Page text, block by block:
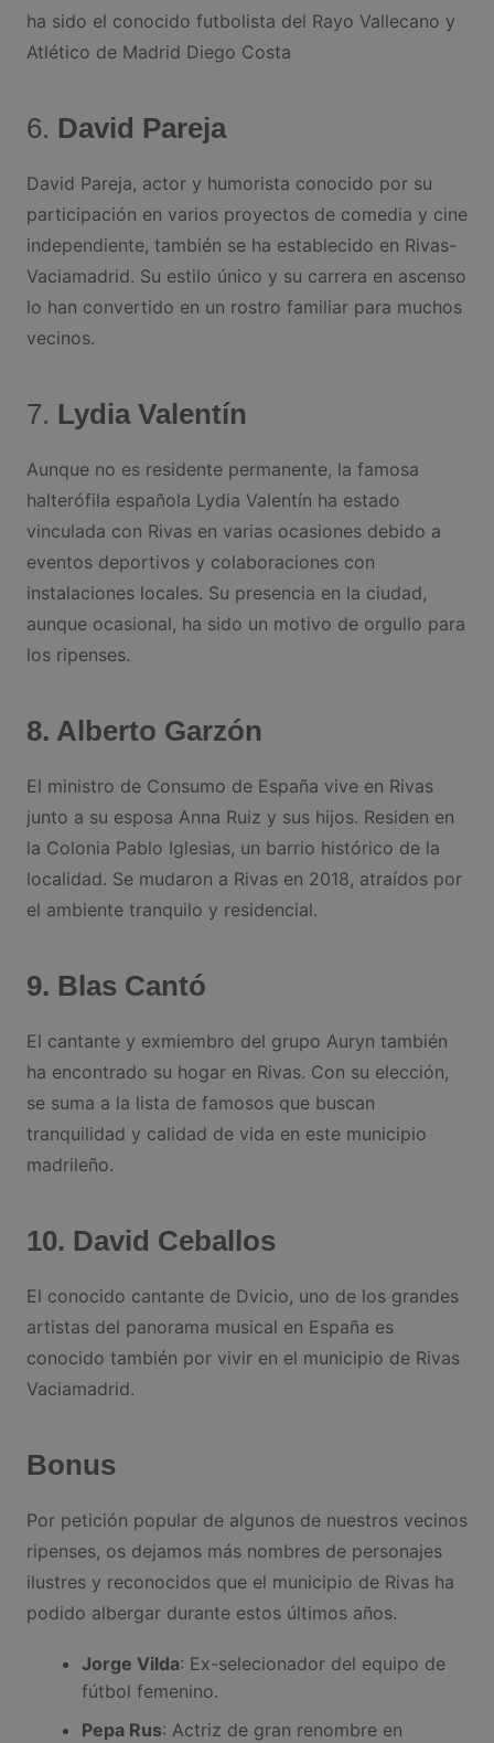
ha sido el conocido futbolista del Rayo Vallecano y
Atlético de Madrid Diego Costa
6. David Pareja
David Pareja, actor y humorista conocido por su
participación en varios proyectos de comedia y cine
independiente, también se ha establecido en Rivas-
Vaciamadrid. Su estilo único y su carrera en ascenso
lo han convertido en un rostro familiar para muchos
vecinos.
7. Lydia Valentín
Aunque no es residente permanente, la famosa
halterófila española Lydia Valentín ha estado
vinculada con Rivas en varias ocasiones debido a
eventos deportivos y colaboraciones con
instalaciones locales. Su presencia en la ciudad,
aunque ocasional, ha sido un motivo de orgullo para
los ripenses.
8. Alberto Garzón
El ministro de Consumo de España vive en Rivas
junto a su esposa Anna Ruiz y sus hijos. Residen en
la Colonia Pablo Iglesias, un barrio histórico de la
localidad. Se mudaron a Rivas en 2018, atraídos por
el ambiente tranquilo y residencial.
9. Blas Cantó
El cantante y exmiembro del grupo Auryn también
ha encontrado su hogar en Rivas. Con su elección,
se suma a la lista de famosos que buscan
tranquilidad y calidad de vida en este municipio
madrileño​.
10. David Ceballos
El conocido cantante de Dvicio, uno de los grandes
artistas del panorama musical en España es
conocido también por vivir en el municipio de Rivas
Vaciamadrid.
Bonus
Por petición popular de algunos de nuestros vecinos
ripenses, os dejamos más nombres de personajes
ilustres y reconocidos que el municipio de Rivas ha
podido albergar durante estos últimos años.
Jorge Vilda: Ex-selecionador del equipo de
fútbol femenino.
Pepa Rus: Actriz de gran renombre en